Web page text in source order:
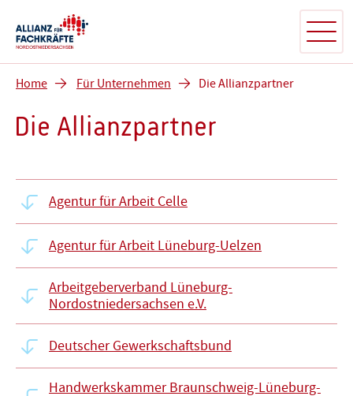
Home Für Unternehmen Die Allianzpartner
Die Allianzpartner
Agentur für Arbeit Celle
Agentur für Arbeit Lüneburg-Uelzen
Arbeitgeberverband Lüneburg-
Nordostniedersachsen e.V.
Deutscher Gewerkschaftsbund
Handwerkskammer Braunschweig-Lüneburg-